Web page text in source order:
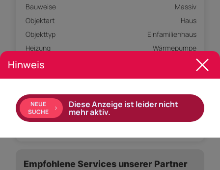
Bauweise
Massiv
Objektart
Haus
Objekttyp
Einfamilienhaus
Heizung
Wärmepumpe
Ausstattung:
Ausrichtung Balkon: Süden, Westen
Empfohlene Services unserer Partner
Hinweis
NEUE
SUCHE
Diese Anzeige ist leider nicht
mehr aktiv.